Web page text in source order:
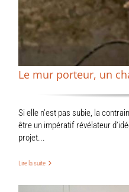
Le mur porteur, un
Si elle n’est pas subie, la
être un impératif révélateur
projet...
Lire la suite